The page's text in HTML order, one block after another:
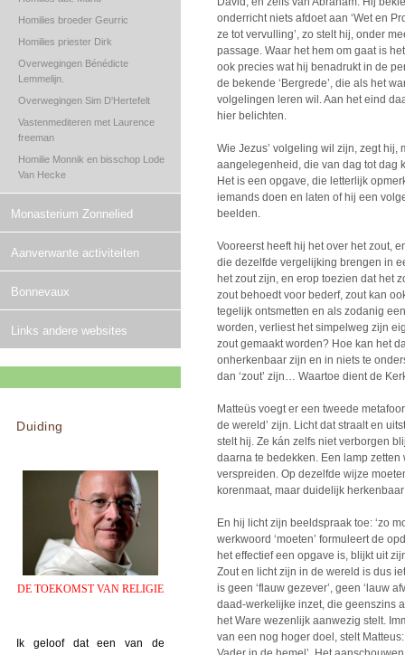
Homilies broeder Geurric
Homilies priester Dirk
Overwegingen Bénédicte
Lemmelijn.
Overwegingen Sim D'Hertefelt
Vastenmediteren met Laurence
freeman
Homilie Monnik en bisschop Lode
Van Hecke
Monasterium Zonnelied
Aanverwante activiteiten
Bonnevaux
Links andere websites
Duiding
DE TOEKOMST VAN RELIGIE
Ik geloof dat een van de
onderricht niets afdoet aan ‘Wet en
ze tot vervulling’, zo stelt hij, onder
passage. Waar het hem om gaat is
ook precies wat hij benadrukt in de
de bekende ‘Bergrede’, die als het
volgelingen leren wil. Aan het eind
hier belichten.
Wie Jezus’ volgeling wil zijn, zegt
aangelegenheid, die van dag tot dag
Het is een opgave, die letterlijk
iemands doen en laten of hij een
beelden.
Vooreerst heeft hij het over het zout,
die dezelfde vergelijking brengen in
het zout zijn, en erop toezien dat het
zout behoedt voor bederf, zout kan
tegelijk ontsmetten en als zodanig
worden, verliest het simpelweg zijn
zout gemaakt worden? Hoe kan het
onherkenbaar zijn en in niets te
dan ‘zout’ zijn… Waartoe dient de
Matteüs voegt er een tweede
de wereld’ zijn. Licht dat straalt en
stelt hij. Ze kán zelfs niet verborgen
daarna te bedekken. Een lamp
verspreiden. Op dezelfde wijze
korenmaat, maar duidelijk
En hij licht zijn beeldspraak toe: ‘zo
werkwoord ‘moeten’ formuleert de
het effectief een opgave is, blijkt uit
Zout en licht zijn in de wereld is dus
is geen ‘flauw gezever’, geen ‘lauw
daad-werkelijke inzet, die geenszins
het Ware wezenlijk aanwezig stelt.
van een nog hoger doel, stelt